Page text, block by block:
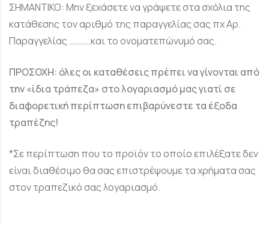
ΣΗΜΑΝΤΙΚΟ: Μην ξεχάσετε να γράψετε στα σχόλια της
κατάθεσης τον αριθμό της παραγγελίας σας πχ Αρ.
Παραγγελίας …………και το ονοματεπώνυμό σας.
ΠΡΟΣΟΧΗ: όλες οι καταθέσεις πρέπει να γίνονται από
την «ίδια τράπεζα» στο λογαριασμό μας γιατί σε
διαφορετική περίπτωση επιβαρύνεστε τα έξοδα
τραπέζης!
*Σε περίπτωση που το προϊόν το οποίο επιλέξατε δεν
είναι διαθέσιμο θα σας επιστρέψουμε τα χρήματα σας
στον τραπεζικό σας λογαριασμό.